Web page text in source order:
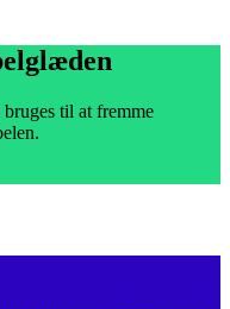
til at fremme